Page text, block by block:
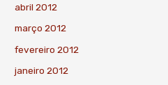
abril 2012
março 2012
fevereiro 2012
janeiro 2012